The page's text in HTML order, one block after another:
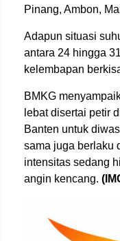
Pinang, Ambon,
Adapun situasi
antara 24 hingga
kelembapan
BMKG
lebat disertai petir
Banten untuk
sama juga berlaku
intensitas sedang
angin kencang.